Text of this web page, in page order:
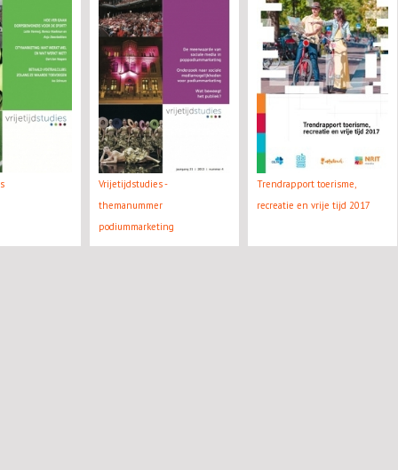
Vrijetijdstudies -
themanummer
podiummarketing
Trendrapport toerisme,
recreatie en vrije tijd 2017